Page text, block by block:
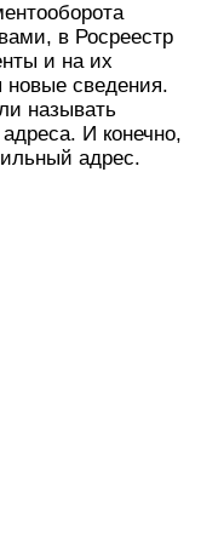
в Росреестр
и на их
новые сведения.
называть
И конечно,
адрес.